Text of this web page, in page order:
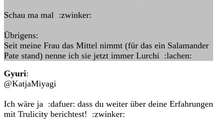
Schau ma mal :zwinker:
Übrigens:
Seit meine Frau das Mittel nimmt (für das ein Salamander
Pate stand) nenne ich sie jetzt immer Lurchi :lachen:
Gyuri:
@KatjaMiyagi
Ich wäre ja :dafuer: dass du weiter über deine Erfahrungen
mit Trulicity berichtest! :zwinker: